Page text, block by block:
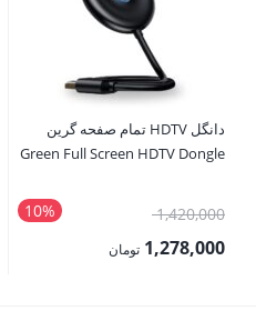
دانگل HDTV تمام صفحه گرین
Green Full Screen HDTV Dongle
10% 1,420,000قیمت
اصلی:1,278,000 تومان